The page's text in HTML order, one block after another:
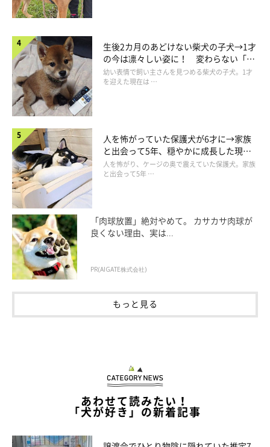
生後2カ月のあどけない柴犬の子犬→1才
の今は凛々しい姿に！ 変わらない「く
りくりおめめ」にもほっこり
幼い表情で飼い主さんを見つめる柴犬の子犬。1才
を迎えた現在は …
人を怖がっていた保護犬が6才に→家族
と出会って5年、穏やかに成長した現在
の姿にグッとくる
人を怖がり、ケージの奥で震えていた保護犬。家族
と出会って5年 …
「肉球放置」絶対やめて。 カサカサ肉球が
良くない理由、実は...
PR(AIGATE株式会社)
もっと見る
あわせて読みたい！
「犬が好き」の新着記事